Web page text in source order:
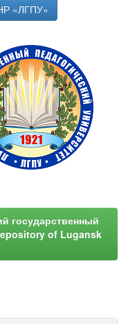
«ЛГПУ»
государственный
of Lugansk